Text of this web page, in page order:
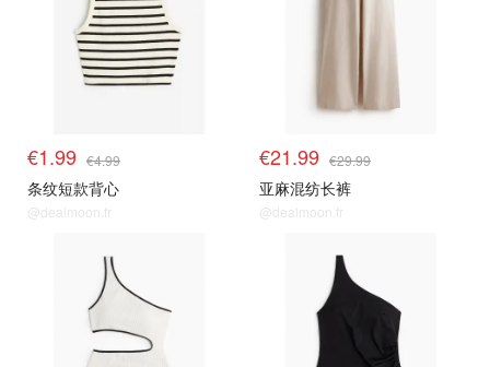
€1.99 €4.99
条纹短款背心
@dealmoon.fr
€21.99 €29.99
亚麻混纺长裤
@dealmoon.fr